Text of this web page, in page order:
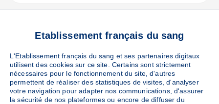
Etablissement français du sang
L'Etablissement français du sang et ses partenaires digitaux
utilisent des cookies sur ce site. Certains sont strictement
nécessaires pour le fonctionnement du site, d'autres
permettent de réaliser des statistiques de visites, d'analyser
votre navigation pour adapter nos communications, d'assurer
la sécurité de nos plateformes ou encore de diffuser du